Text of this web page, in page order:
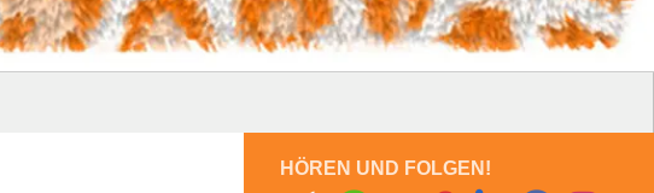
HÖREN UND FOLGEN!